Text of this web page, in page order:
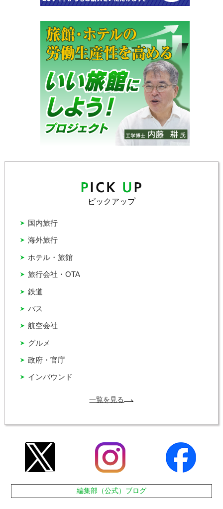
ピックアップ
インバウンド
グルメ
バス
ホテル・旅館
国内旅行
政府・官庁
旅行会社・OTA
海外旅行
航空会社
鉄道
一覧を見る
編集部（公式）ブログ